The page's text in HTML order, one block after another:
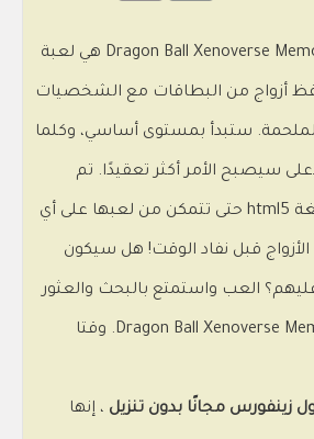
Dragon Ball Xenoverse Memory هي لعبة
أزواج من البطاقات مع الشخصيات
الملحمة. ستبدأ بمستوى أساسي، وكلما
سيصبح الأمر أكثر تعقيدًا. تم
إنشاء هذه اللعبة بلغة html5 حتى تتمكن من لعبها على أي
قبل نفاد الوقت! هل سيكون
العب واستمتع بالبحث والعثور
على جميع أزواج Dragon Ball Xenoverse Memory. وقتا
زينفورس مجانًا بدون تنزيل ، إنها